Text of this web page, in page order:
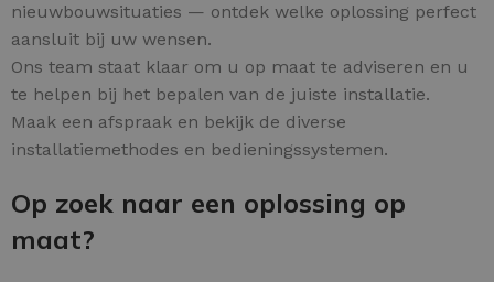
nieuwbouwsituaties — ontdek welke oplossing perfect
aansluit bij uw wensen.
Ons team staat klaar om u op maat te adviseren en u
te helpen bij het bepalen van de juiste installatie.
Maak een afspraak en bekijk de diverse
installatiemethodes en bedieningssystemen.
Op zoek naar een oplossing op
maat?